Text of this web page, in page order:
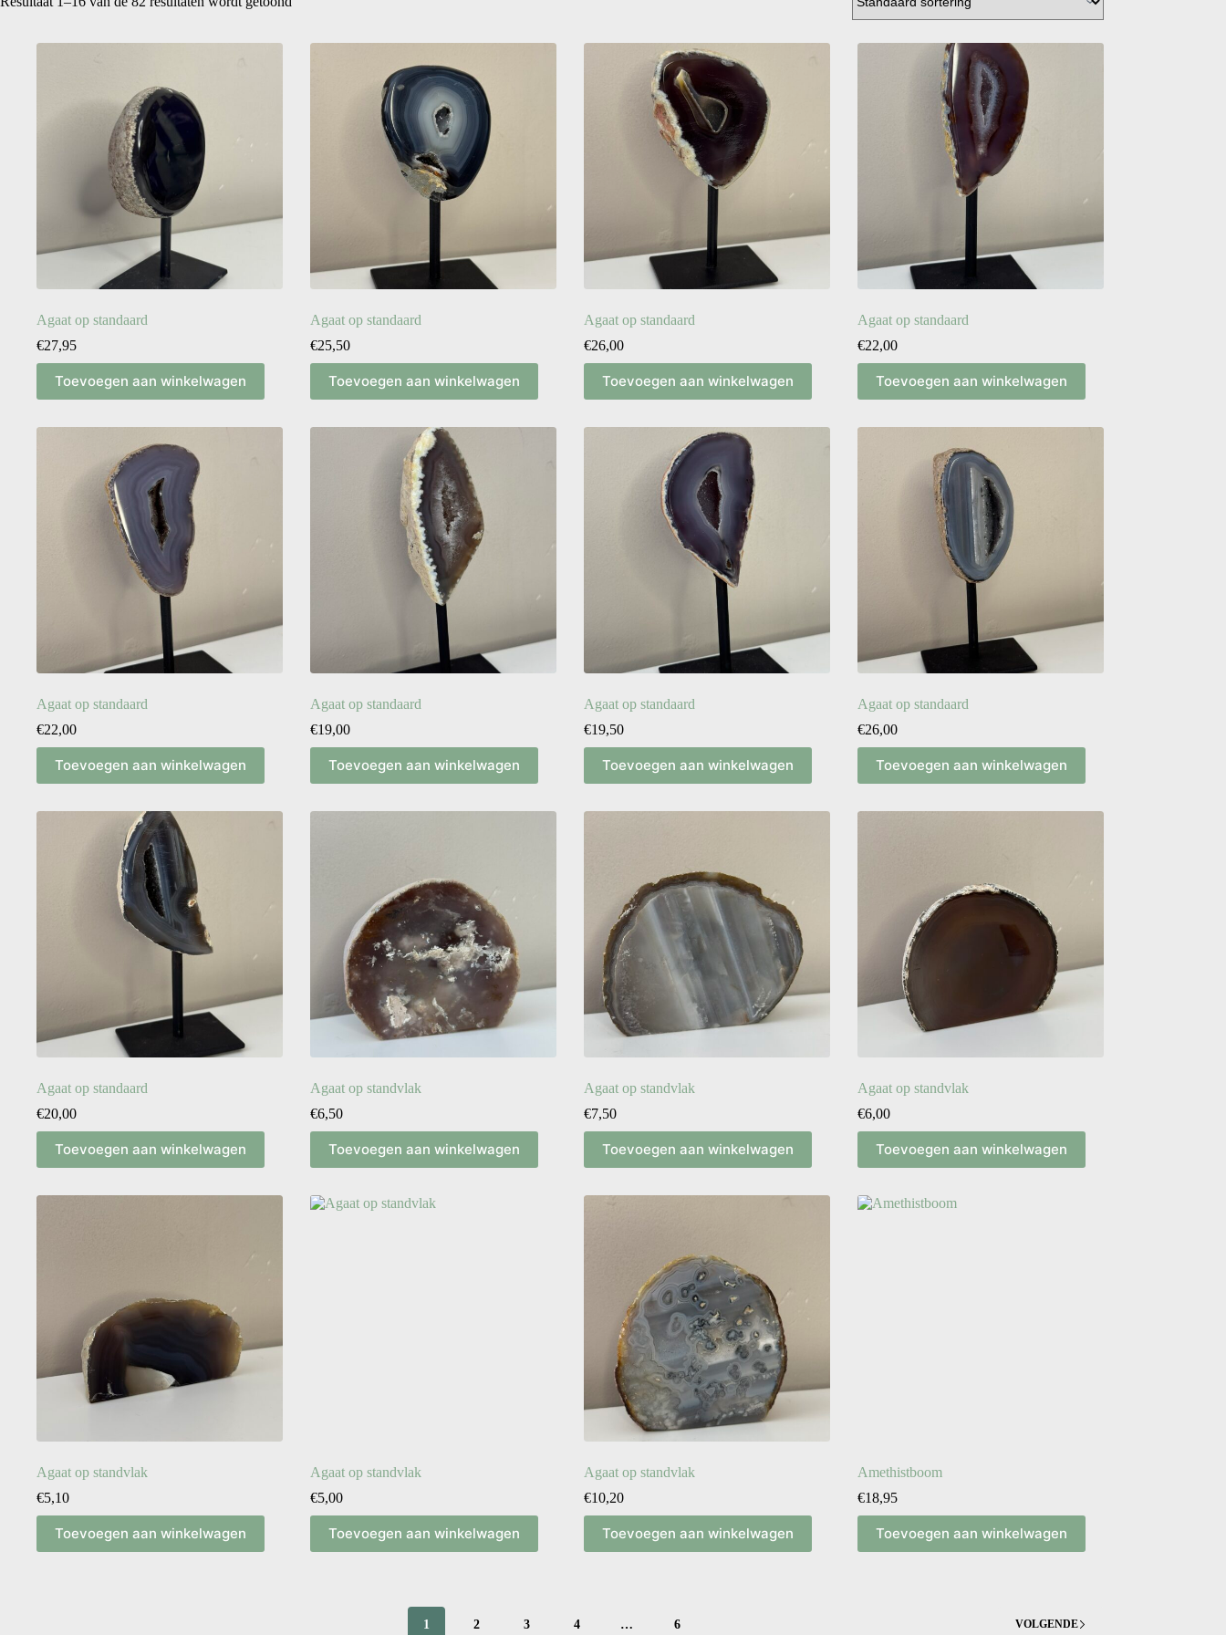
Agaat op standaard
€27,95
Toevoegen aan winkelwagen
Agaat op standaard
€25,50
Toevoegen aan winkelwagen
Agaat op standaard
€26,00
Toevoegen aan winkelwagen
Agaat op standaard
€22,00
Toevoegen aan winkelwagen
Agaat op standaard
€22,00
Toevoegen aan winkelwagen
Agaat op standaard
€19,00
Toevoegen aan winkelwagen
Agaat op standaard
€19,50
Toevoegen aan winkelwagen
Agaat op standaard
€26,00
Toevoegen aan winkelwagen
Agaat op standaard
€20,00
Toevoegen aan winkelwagen
Agaat op standvlak
€6,50
Toevoegen aan winkelwagen
Agaat op standvlak
€7,50
Toevoegen aan winkelwagen
Agaat op standvlak
€6,00
Toevoegen aan winkelwagen
Agaat op standvlak
€5,10
Toevoegen aan winkelwagen
Agaat op standvlak
€5,00
Toevoegen aan winkelwagen
Agaat op standvlak
€10,20
Toevoegen aan winkelwagen
Amethistboom
€18,95
Toevoegen aan winkelwagen
1 2 3 4 … 6 VOLGENDE